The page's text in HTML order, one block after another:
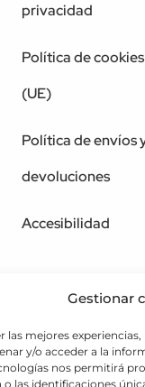
Gestionar
las mejores
y/o acceder a la
nos permitirá
o las identificaciones
privacidad
Política de cookies
(UE)
Política de envíos
devoluciones
Accesibilidad